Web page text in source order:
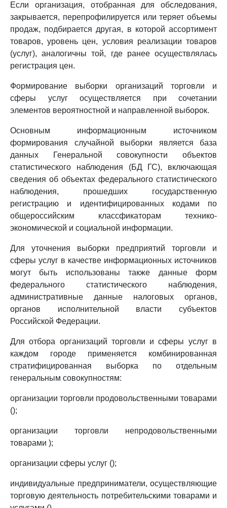
Если организация, отобранная для обследования,
закрывается, перепрофилируется или теряет объемы
продаж, подбирается другая, в которой ассортимент
товаров, уровень цен, условия реализации товаров
(услуг), аналогичны той, где ранее осуществлялась
регистрация цен.
Формирование выборки организаций торговли и
сферы услуг осуществляется при сочетании
элементов вероятностной и направленной выборок.
Основным информационным источником
формирования случайной выборки является база
данных Генеральной совокупности объектов
статистического наблюдения (БД ГС), включающая
сведения об объектах федерального статистического
наблюдения, прошедших государственную
регистрацию и идентифицированных кодами по
общероссийским классфикаторам технико-
экономической и социальной информации.
Для уточнения выборки предприятий торговли и
сферы услуг в качестве информационных источников
могут быть использованы также данные форм
федерального статистического наблюдения,
административные данные налоговых органов,
органов исполнительной власти субъектов
Российской Федерации.
Для отбора организаций торговли и сферы услуг в
каждом городе применяется комбинированная
стратифицированная выборка по отдельным
генеральным совокупностям:
организации торговли продовольственными товарами
();
организации торговли непродовольственными
товарами );
организации сферы услуг ();
индивидуальные предприниматели, осуществляющие
торговую деятельность потребительскими товарами и